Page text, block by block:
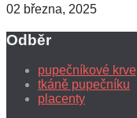
02 března, 2025
Odběr
pupečníkové krve
tkáně pupečníku
placenty